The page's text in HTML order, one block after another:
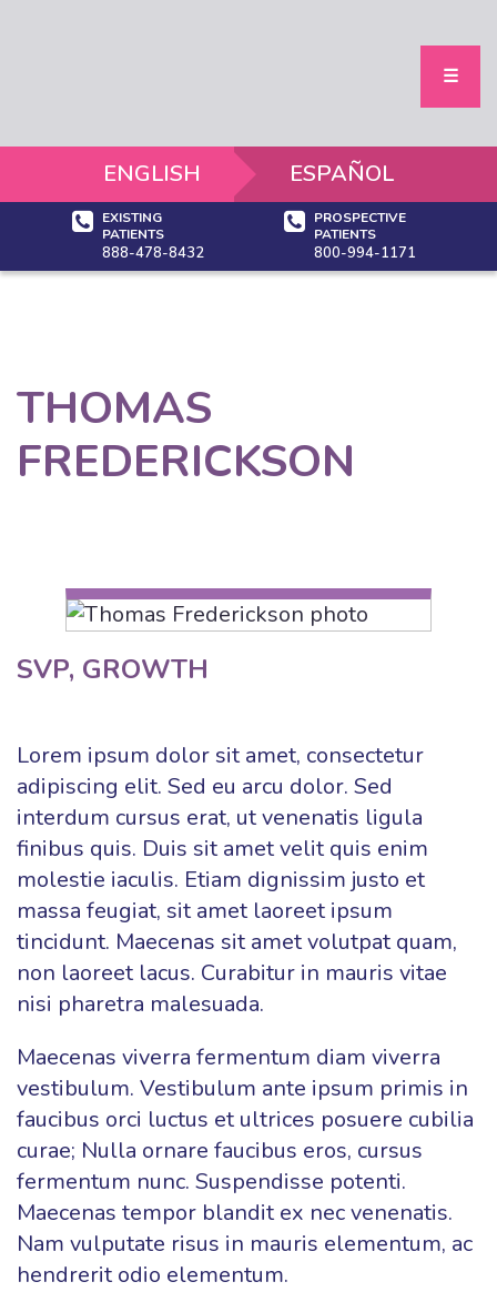
☰
ENGLISH ESPAÑOL
EXISTING
PATIENTS
888-478-8432
PROSPECTIVE
PATIENTS
800-994-1171
THOMAS
FREDERICKSON
SVP, GROWTH
Lorem ipsum dolor sit amet, consectetur
adipiscing elit. Sed eu arcu dolor. Sed
interdum cursus erat, ut venenatis ligula
finibus quis. Duis sit amet velit quis enim
molestie iaculis. Etiam dignissim justo et
massa feugiat, sit amet laoreet ipsum
tincidunt. Maecenas sit amet volutpat quam,
non laoreet lacus. Curabitur in mauris vitae
nisi pharetra malesuada.
Maecenas viverra fermentum diam viverra
vestibulum. Vestibulum ante ipsum primis in
faucibus orci luctus et ultrices posuere cubilia
curae; Nulla ornare faucibus eros, cursus
fermentum nunc. Suspendisse potenti.
Maecenas tempor blandit ex nec venenatis.
Nam vulputate risus in mauris elementum, ac
hendrerit odio elementum.